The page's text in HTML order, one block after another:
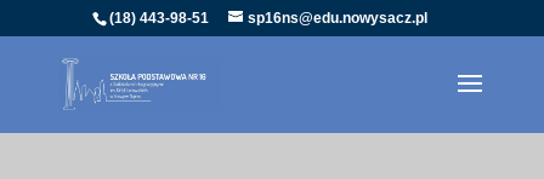
(18) 443-98-51 sp16ns@edu.nowysacz.pl